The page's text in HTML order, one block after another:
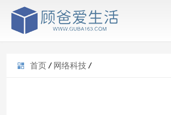
首页 / 网络科技 /